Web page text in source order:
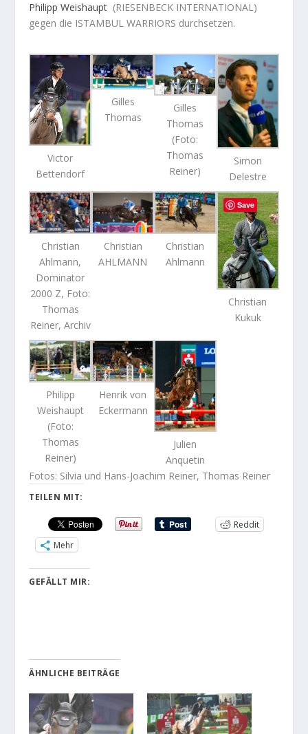
Philipp Weishaupt (RIESENBECK INTERNATIONAL)
gegen die ISTAMBUL WARRIORS durchsetzen.
Victor
Bettendorf
Gilles
Thomas
Gilles
Thomas
(Foto:
Thomas
Reiner)
Simon
Delestre
Christian
Ahlmann,
Dominator
2000 Z, Foto:
Thomas
Reiner, Archiv
Christian
AHLMANN
Christian
Ahlmann
Christian
Kukuk
Philipp
Weishaupt
(Foto:
Thomas
Reiner)
Henrik von
Eckermann
Julien
Anquetin
Fotos: Silvia und Hans-Joachim Reiner, Thomas Reiner
TEILEN MIT:
Reddit
Mehr
GEFÄLLT MIR:
ÄHNLICHE BEITRÄGE
Save